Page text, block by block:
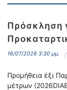
Πρόσκληση
16/07/2026 3:30 μμ.
Προμήθεια έξι
μέτρων